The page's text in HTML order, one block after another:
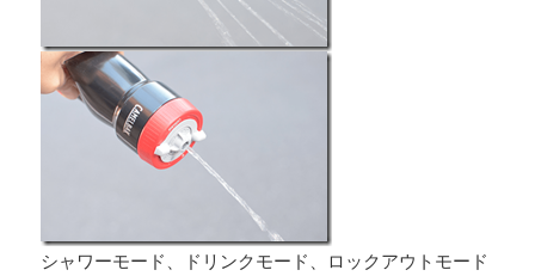
シャワーモード、ドリンクモード、ロックアウトモード